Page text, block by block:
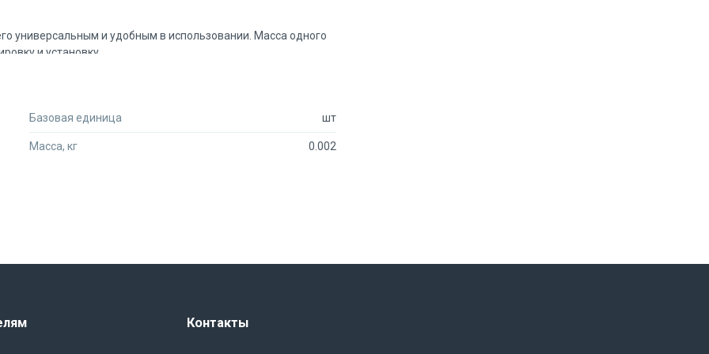
универсальным и удобным в использовании. Масса одного
и установку.
- это надежный и удобный крепежный элемент,
Базовая единица шт
Масса, кг 0.002
Контакты